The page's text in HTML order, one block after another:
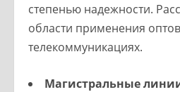
степенью надежности.
области применения
телекоммуникациях.
Магистральные